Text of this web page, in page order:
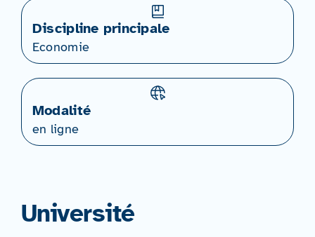
Discipline principale
Economie
Modalité
en ligne
Université